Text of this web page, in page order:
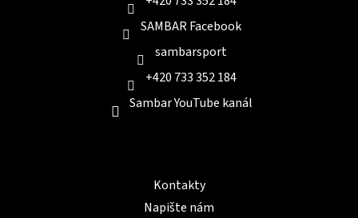
SAMBAR Facebook
sambarsport
+420 733 352 184
Sambar YouTube kanál
Kontakty
Napište nám